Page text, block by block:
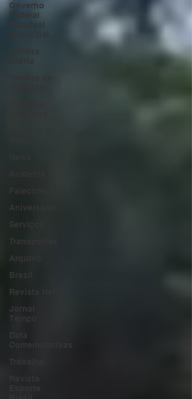
Governo
Federal
Estadual
Brasil
Revista Net
Jornal